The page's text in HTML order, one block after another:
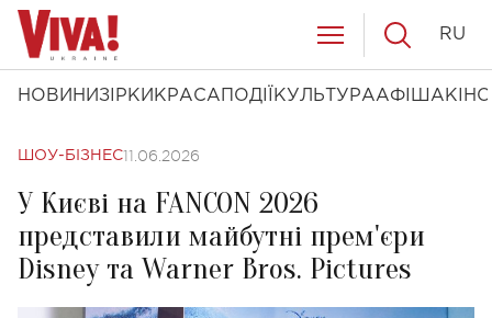
НОВИНИ ЗІРКИ КРАСА ПОДІЇ КУЛЬТУРААФІША КІНО
RU
ШОУ-БІЗНЕС11.06.2026
У Києві на FANCON 2026
представили майбутні прем'єри
Disney та Warner Bros. Pictures